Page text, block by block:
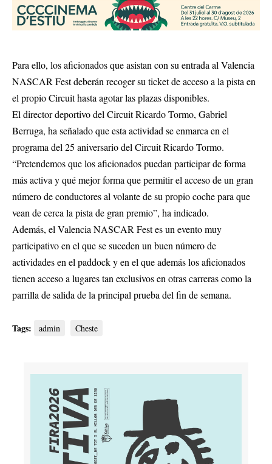
Para ello, los aficionados que asistan con su entrada al Valencia
NASCAR Fest deberán recoger su ticket de acceso a la pista en
el propio Circuit hasta agotar las plazas disponibles.
El director deportivo del Circuit Ricardo Tormo, Gabriel
Berruga, ha señalado que esta actividad se enmarca en el
programa del 25 aniversario del Circuit Ricardo Tormo.
“Pretendemos que los aficionados puedan participar de forma
más activa y qué mejor forma que permitir el acceso de un gran
número de conductores al volante de su propio coche para que
vean de cerca la pista de gran premio”, ha indicado.
Además, el Valencia NASCAR Fest es un evento muy
participativo en el que se suceden un buen número de
actividades en el paddock y en el que además los aficionados
tienen acceso a lugares tan exclusivos en otras carreras como la
parrilla de salida de la principal prueba del fin de semana.
Tags: admin Cheste